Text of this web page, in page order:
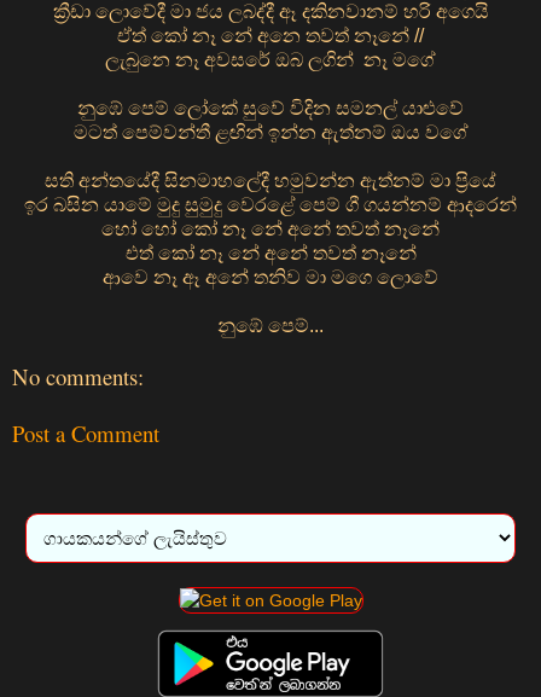
ක්‍රීඩා ලොවේදී මා ජය ලබද්දී ඈ දකිනවානම් හරි අගෙයි
ඒත් කෝ නෑ නේ අනෙ තවත් නෑනේ //
ලැබුනෙ නෑ අවසරේ ඔබ ලගින් නෑ මගේ
නුඹේ පෙම් ලෝකේ සුවේ විදින සමනල් යාළුවේ
මටත් පෙම්වන්තී ළඟින් ඉන්න ඇත්නම් ඔය වගේ
සති අන්තයේදී සිනමාහලේදී හමුවන්න ඇත්නම් මා ප්‍රියේ
ඉර බසින යාමේ මුදු සුමුදු වෙරළේ පෙම් ගී ගයන්නම් ආදරෙන්
හෝ හෝ කෝ නෑ නේ අනේ තවත් නෑනේ
එත් කෝ නෑ නේ අනේ තවත් නෑනේ
ආවෙ නෑ ඈ අනේ තනිව මා මගෙ ලොවේ
නුඹේ පෙම්...
No comments:
Post a Comment